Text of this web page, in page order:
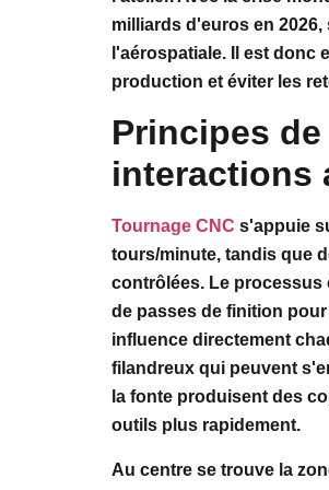
milliards d'euros en
l'aérospatiale. Il est donc
production et éviter les
Principes
interactions
Tournage CNC s'appuie
tours/minute, tandis que
contrôlées. Le processus
de passes de finition
influence directement
filandreux qui peuvent
la fonte produisent des
outils plus rapidement.
Au centre se trouve la